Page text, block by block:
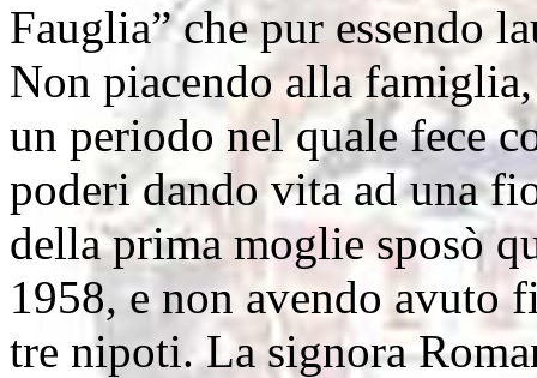
Fauglia” che pur essendo
Non piacendo alla
un periodo nel quale fece
poderi dando vita ad una
della prima moglie sposò
1958, e non avendo
tre nipoti. La signora